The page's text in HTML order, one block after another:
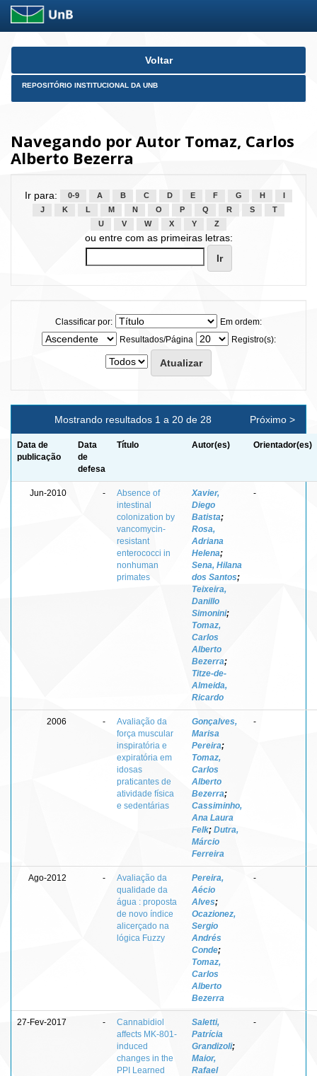
Skip
Voltar
REPOSITÓRIO INSTITUCIONAL DA UNB
Navegando por Autor Tomaz, Carlos
Alberto Bezerra
Ir para: 0-9 A B C D E F G H
J
K L M N O P Q R S
T
U
V W X Y Z
ou entre com as primeiras letras:
Classificar por:
Em ordem:
Resultados/Página
Registro(s):
Mostrando resultados 1 a 20 de 28 Próximo >
Data de
publicação
Data
de
defesa
Título Autor(es) Orientador(es)
Jun-2010 -
Absence of
intestinal
colonization by
vancomycin-
resistant
enterococci in
nonhuman
primates
Xavier,
Diego
Batista;
Rosa,
Adriana
Helena;
Sena, Hilana
dos Santos;
Teixeira,
Danillo
Simonini;
Tomaz,
Carlos
Alberto
Bezerra;
Titze-de-
Almeida,
Ricardo
-
2006 -
Avaliação da
força muscular
inspiratória e
expiratória em
idosas
praticantes de
atividade física
e sedentárias
Gonçalves,
Marisa
Pereira;
Tomaz,
Carlos
Alberto
Bezerra;
Cassiminho,
Ana Laura
Felk; Dutra,
Márcio
Ferreira
-
Ago-2012 -
Avaliação da
qualidade da
água : proposta
de novo índice
alicerçado na
lógica Fuzzy
Pereira,
Aécio
Alves;
Ocazionez,
Sergio
Andrés
Conde;
Tomaz,
Carlos
Alberto
Bezerra
-
27-Fev-2017 -
Cannabidiol
affects MK-801-
induced
changes in the
PPI Learned
Saletti,
Patrícia
Grandizoli;
Maior,
Rafael
-